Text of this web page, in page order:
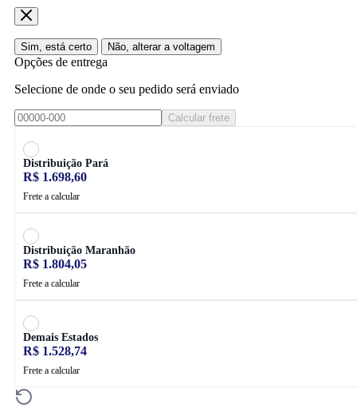
Sim, está certo Não, alterar a voltagem
Opções de entrega
Selecione de onde o seu pedido será enviado
Calcular frete
Distribuição Pará
R$ 1.698,60
Frete a calcular
Distribuição Maranhão
R$ 1.804,05
Frete a calcular
Demais Estados
R$ 1.528,74
Frete a calcular